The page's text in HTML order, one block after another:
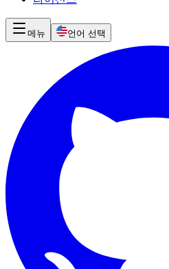
메뉴 언어 선택